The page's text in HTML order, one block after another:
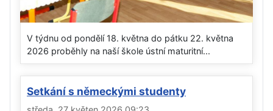
V týdnu od pondělí 18. května do pátku 22. května
2026 proběhly na naší škole ústní maturitní...
Setkání s německými studenty